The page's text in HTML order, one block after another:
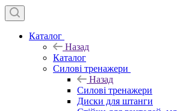
Каталог
Назад
Каталог
Силові тренажери
Назад
Силові тренажери
Диски для штанги